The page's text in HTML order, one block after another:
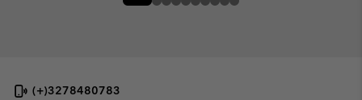
(+)3278480783